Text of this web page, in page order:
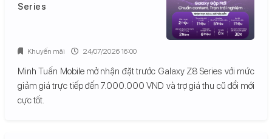
Series
Minh Tuấn Mobile mở nhận đặt trước Galaxy Z8 Series với mức
giảm giá trực tiếp đến 7.000.000 VND và trợ giá thu cũ đổi mới
cực tốt.
Khuyến mãi 24/07/2026 16:00